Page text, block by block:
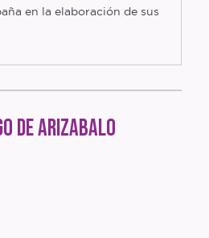
de Arizabalo
en la elaboración de sus